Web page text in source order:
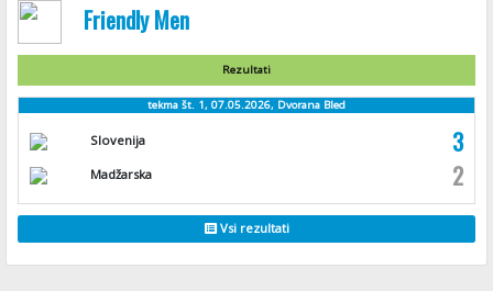
Friendly Men
Rezultati
tekma št. 1, 07.05.2026, Dvorana Bled
Slovenija 3
Madžarska 2
Vsi rezultati